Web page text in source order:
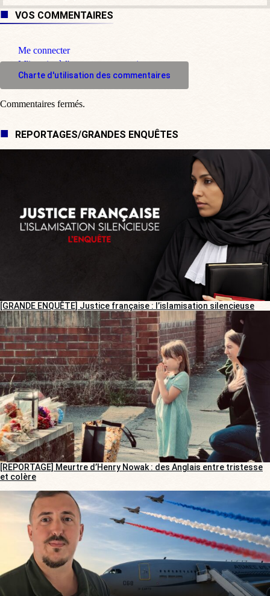
VOS COMMENTAIRES
Me connecter
M'inscrire à l'espace commentaire
Charte d'utilisation des commentaires
Commentaires fermés.
REPORTAGES/GRANDES ENQUÊTES
[GRANDE ENQUÊTE] Justice française : l’islamisation silencieuse
[REPORTAGE] Meurtre d’Henry Nowak : des Anglais entre tristesse
et colère